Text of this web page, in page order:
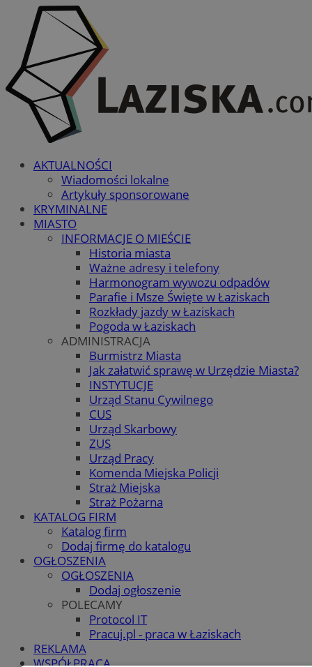
AKTUALNOŚCI
Wiadomości lokalne
Artykuły sponsorowane
KRYMINALNE
MIASTO
INFORMACJE O MIEŚCIE
Historia miasta
Ważne adresy i telefony
Harmonogram wywozu odpadów
Parafie i Msze Święte w Łaziskach
Rozkłady jazdy w Łaziskach
Pogoda w Łaziskach
ADMINISTRACJA
Burmistrz Miasta
Jak załatwić sprawę w Urzędzie Miasta?
INSTYTUCJE
Urząd Stanu Cywilnego
CUS
Urząd Skarbowy
ZUS
Urząd Pracy
Komenda Miejska Policji
Straż Miejska
Straż Pożarna
KATALOG FIRM
Katalog firm
Dodaj firmę do katalogu
OGŁOSZENIA
OGŁOSZENIA
Dodaj ogłoszenie
POLECAMY
Protocol IT
Pracuj.pl - praca w Łaziskach
REKLAMA
WSPÓŁPRACA